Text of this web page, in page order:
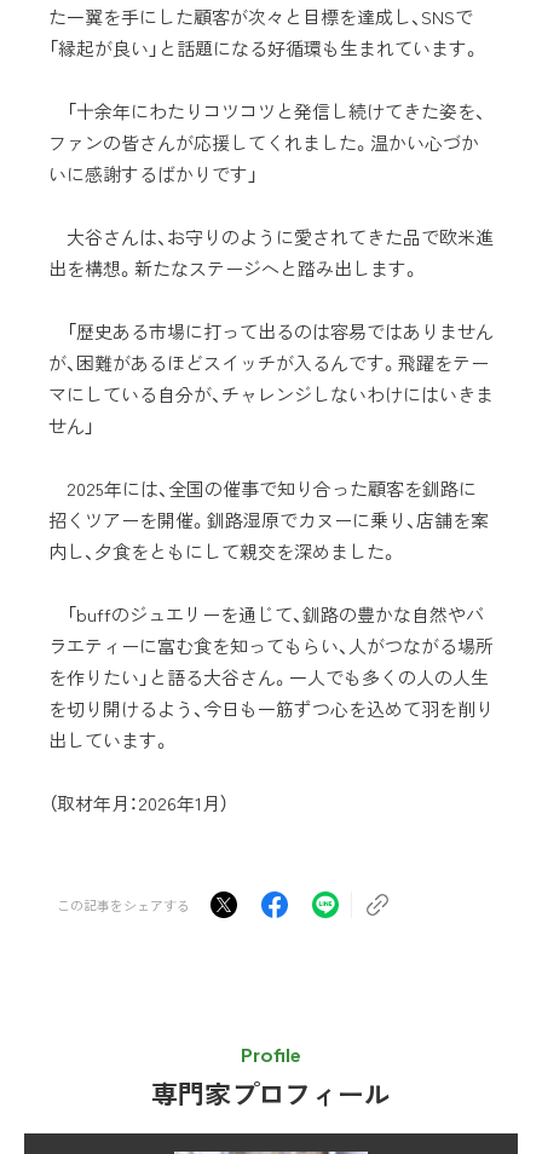
た一翼を手にした顧客が次々と目標を達成し、SNSで
「縁起が良い」と話題になる好循環も生まれています。
「十余年にわたりコツコツと発信し続けてきた姿を、
ファンの皆さんが応援してくれました。温かい心づか
いに感謝するばかりです」
大谷さんは、お守りのように愛されてきた品で欧米進
出を構想。新たなステージへと踏み出します。
「歴史ある市場に打って出るのは容易ではありません
が、困難があるほどスイッチが入るんです。飛躍をテー
マにしている自分が、チャレンジしないわけにはいきま
せん」
2025年には、全国の催事で知り合った顧客を釧路に
招くツアーを開催。釧路湿原でカヌーに乗り、店舗を案
内し、夕食をともにして親交を深めました。
「buffのジュエリーを通じて、釧路の豊かな自然やバ
ラエティーに富む食を知ってもらい、人がつながる場所
を作りたい」と語る大谷さん。一人でも多くの人の人生
を切り開けるよう、今日も一筋ずつ心を込めて羽を削り
出しています。
（取材年月：2026年1月）
この記事をシェアする
Profile
専門家プロフィール